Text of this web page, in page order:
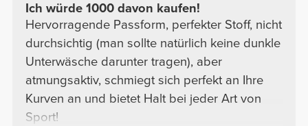
Ich würde 1000 davon kaufen!
Hervorragende Passform, perfekter Stoff, nicht
durchsichtig (man sollte natürlich keine dunkle
Unterwäsche darunter tragen), aber
atmungsaktiv, schmiegt sich perfekt an Ihre
Kurven an und bietet Halt bei jeder Art von
Sport!